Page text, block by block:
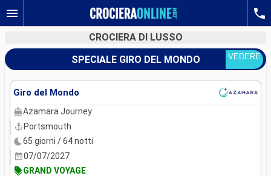
Le nostre destinazioni
CROCIERA DI LUSSO
SPECIALE GIRO DEL MONDO
VEDERE
Giro del Mondo
Azamara Journey
Portsmouth
65 giorni / 64 notti
07/07/2027
GRAND VOYAGE